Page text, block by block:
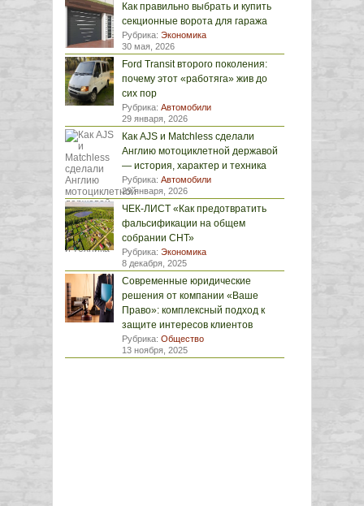
Как правильно выбрать и купить
секционные ворота для гаража
Рубрика: Экономика
30 мая, 2026
Ford Transit второго поколения:
почему этот «работяга» жив до
сих пор
Рубрика: Автомобили
29 января, 2026
Как AJS и Matchless сделали
Англию мотоциклетной державой
— история, характер и техника
Рубрика: Автомобили
29 января, 2026
ЧЕК-ЛИСТ «Как предотвратить
фальсификации на общем
собрании СНТ»
Рубрика: Экономика
8 декабря, 2025
Современные юридические
решения от компании «Ваше
Право»: комплексный подход к
защите интересов клиентов
Рубрика: Общество
13 ноября, 2025